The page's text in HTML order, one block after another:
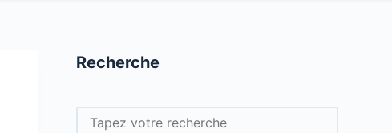
Recherche
Rechercher